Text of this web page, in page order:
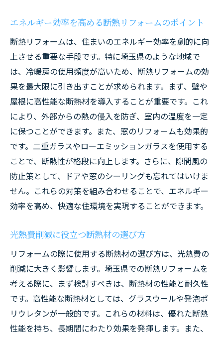
エネルギー効率を高める断熱リフォームのポイント
断熱リフォームは、住まいのエネルギー効率を劇的に向
上させる重要な手段です。特に埼玉県のような地域で
は、冷暖房の使用頻度が高いため、断熱リフォームの効
果を最大限に引き出すことが求められます。まず、壁や
屋根に高性能な断熱材を導入することが重要です。これ
により、外部からの熱の侵入を防ぎ、室内の温度を一定
に保つことができます。また、窓のリフォームも効果的
です。二重ガラスやローエミッションガラスを使用する
ことで、断熱性が格段に向上します。さらに、隙間風の
防止策として、ドアや窓のシーリングも忘れてはいけま
せん。これらの対策を組み合わせることで、エネルギー
効率を高め、快適な住環境を実現することができます。
光熱費削減に役立つ断熱材の選び方
リフォームの際に使用する断熱材の選び方は、光熱費の
削減に大きく影響します。埼玉県での断熱リフォームを
考える際に、まず検討すべきは、断熱材の性能と耐久性
です。高性能な断熱材としては、グラスウールや発泡ポ
リウレタンが一般的です。これらの材料は、優れた断熱
性能を持ち、長期間にわたり効果を発揮します。また、